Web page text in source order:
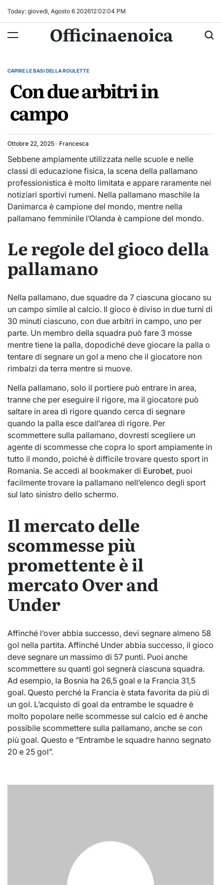
Today: giovedì, Agosto 6 202612:02:04 PM
Officinaenoica
POSTED
CAPIRE LE BASI DELLA ROULETTE
Con due arbitri in
campo
Ottobre 22, 2025 Francesca
Sebbene ampiamente utilizzata nelle scuole e nelle
classi di educazione fisica, la scena della pallamano
professionistica è molto limitata e appare raramente nei
notiziari sportivi rumeni. Nella pallamano maschile la
Danimarca è campione del mondo, mentre nella
pallamano femminile l’Olanda è campione del mondo.
Le regole del gioco della
pallamano
Nella pallamano, due squadre da 7 ciascuna giocano su
un campo simile al calcio. Il gioco è diviso in due turni di
30 minuti ciascuno, con due arbitri in campo, uno per
parte. Un membro della squadra può fare 3 mosse
mentre tiene la palla, dopodiché deve giocare la palla o
tentare di segnare un gol a meno che il giocatore non
rimbalzi da terra mentre si muove.
Nella pallamano, solo il portiere può entrare in area,
tranne che per eseguire il rigore, ma il giocatore può
saltare in area di rigore quando cerca di segnare
quando la palla esce dall’area di rigore. Per
scommettere sulla pallamano, dovresti scegliere un
agente di scommesse che copra lo sport ampiamente in
tutto il mondo, poiché è difficile trovare questo sport in
Romania. Se accedi al bookmaker di Eurobet, puoi
facilmente trovare la pallamano nell’elenco degli sport
sul lato sinistro dello schermo.
Il mercato delle
scommesse più
promettente è il
mercato Over and
Under
Affinché l’over abbia successo, devi segnare almeno 58
gol nella partita. Affinché Under abbia successo, il gioco
deve segnare un massimo di 57 punti. Puoi anche
scommettere su quanti gol segnerà ciascuna squadra.
Ad esempio, la Bosnia ha 26,5 goal e la Francia 31,5
goal. Questo perché la Francia è stata favorita da più di
un gol. L’acquisto di goal da entrambe le squadre è
molto popolare nelle scommesse sul calcio ed è anche
possibile scommettere sulla pallamano, anche se con
più goal. Questo e “Entrambe le squadre hanno segnato
20 e 25 gol”.